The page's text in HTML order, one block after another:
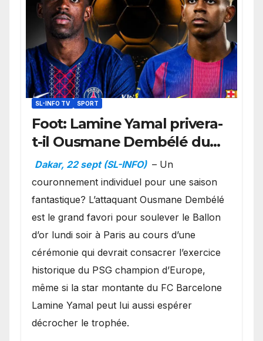
SL-INFO TV SPORT
Foot: Lamine Yamal privera-
t-il Ousmane Dembélé du
Ballon d’or ?
Dakar, 22 sept (SL-INFO) – Un
couronnement individuel pour une saison
fantastique? L’attaquant Ousmane Dembélé
est le grand favori pour soulever le Ballon
d’or lundi soir à Paris au cours d’une
cérémonie qui devrait consacrer l’exercice
historique du PSG champion d’Europe,
même si la star montante du FC Barcelone
Lamine Yamal peut lui aussi espérer
décrocher le trophée.